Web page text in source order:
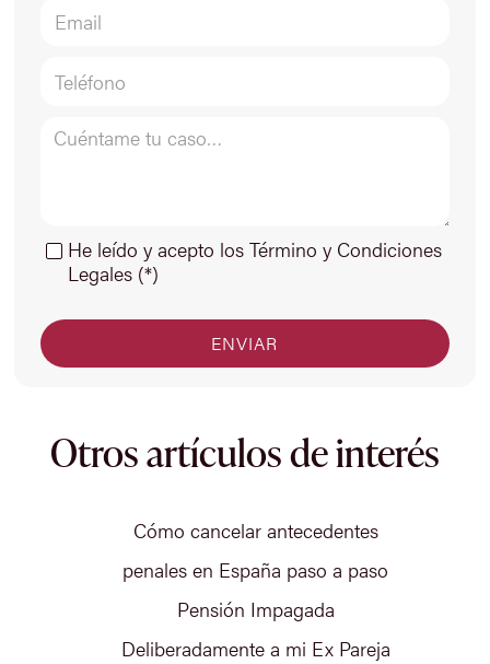
He leído y acepto los Término y Condiciones
Legales (*)
Otros artículos de interés
Cómo cancelar antecedentes
penales en España paso a paso
Pensión Impagada
Deliberadamente a mi Ex Pareja